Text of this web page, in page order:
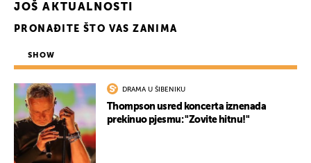
JOŠ AKTUALNOSTI
PRONAĐITE ŠTO VAS ZANIMA
SHOW
DRAMA U ŠIBENIKU
Thompson usred koncerta iznenada
prekinuo pjesmu: "Zovite hitnu!"